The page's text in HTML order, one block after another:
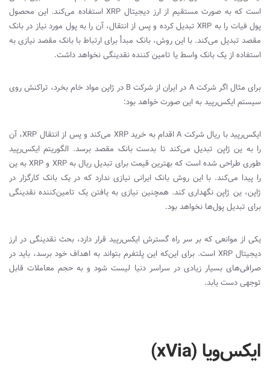
است که به‌ صورت مستقیم از ارز دیجیتال XRPاستفاده می‌کند. این محصول
پول فیات را به XRPتبدیل کرده و پس از انتقال، آن را به پول مورد نیاز در بانک
مقصد تبدیل می‌کند. با این روش، بانک مبدأ برای ارتباط با بانک مقصد نیازی به
استفاده از یک بانک واسط یا تامین کننده نقدینگی نخواهد داشت.
برای مثال اگر شرکتA در ایران از شرکتB در ژاپن مواد خام بخرد، تراکنش روی
سیستم ایکس‌رپید به این صورت خواهد بود:
ایکس‌رپید با ریال شرکت Aاقدام به خریدXRP می‌کند و پس از انتقال XRP، آن
را به ین ژاپن تبدیل می‌کند تا بدست بانک مقصد برسد. الگوریتم ایکس‌رپید
طوری طراحی شده است که بهترین قیمت برای تبدیل ریال بهXRP وXRPبه ین
را پیدا می‌کند. با این روش بانک ایرانی نیازی ندارد که در یک بانک کارگزار در
ژاپن، ین ژاپن نگهداری کند. همچنین نیازی به یافتن یک تامین‌کننده نقدینگی
برای تبدیل پول‌ها نخواهد بود.
یکی از موانعی که بر سر راه گسترش ایکس‌رپید قرار دارد، بحث نقدینگی در ارز
دیجیتال XRP است. برای این‌که این پلتفرم بتواند به اهداف خود برسد، باید در
صرافی‌های بسیار زیادی در سراسر دنیا لیست شود و به حجم معاملات قابل
توجهی دست یابد.
ایکس‌ویا (xVia)